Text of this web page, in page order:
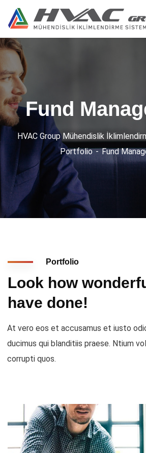
Fund
HVAC Group Mühendislik
Portfolio
Fund
Portfolio
Look how
have done!
At vero eos et accusamus et iusto
ducimus qui blanditiis praese. Ntium
corrupti quos.